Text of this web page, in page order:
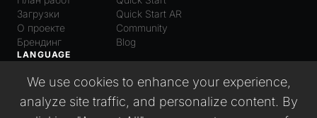
We use cookies to enhance your experience,
analyze site traffic, and personalize content. By
Загрузки
О проекте
Брендинг
Quick Start AR
Community
Blog
LANGUAGE
Русский
Español